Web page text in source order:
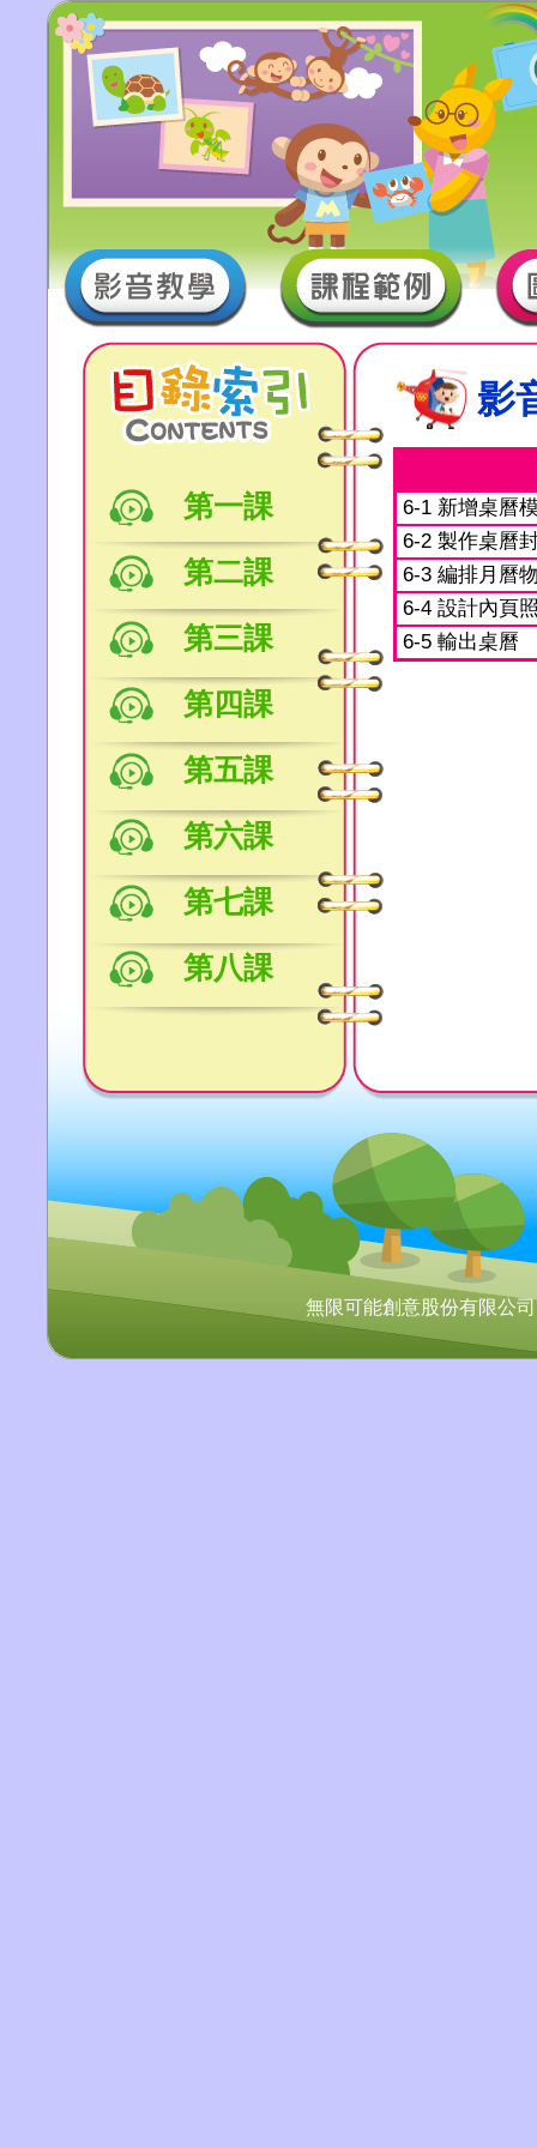
第一課
第二課
第三課
第四課
第五課
第六課
第七課
第八課
影
6-1 新增桌曆
6-2 製作桌曆
6-3 編排月曆
6-4 設計內頁
6-5 輸出桌曆
無限可能創意股份有限公